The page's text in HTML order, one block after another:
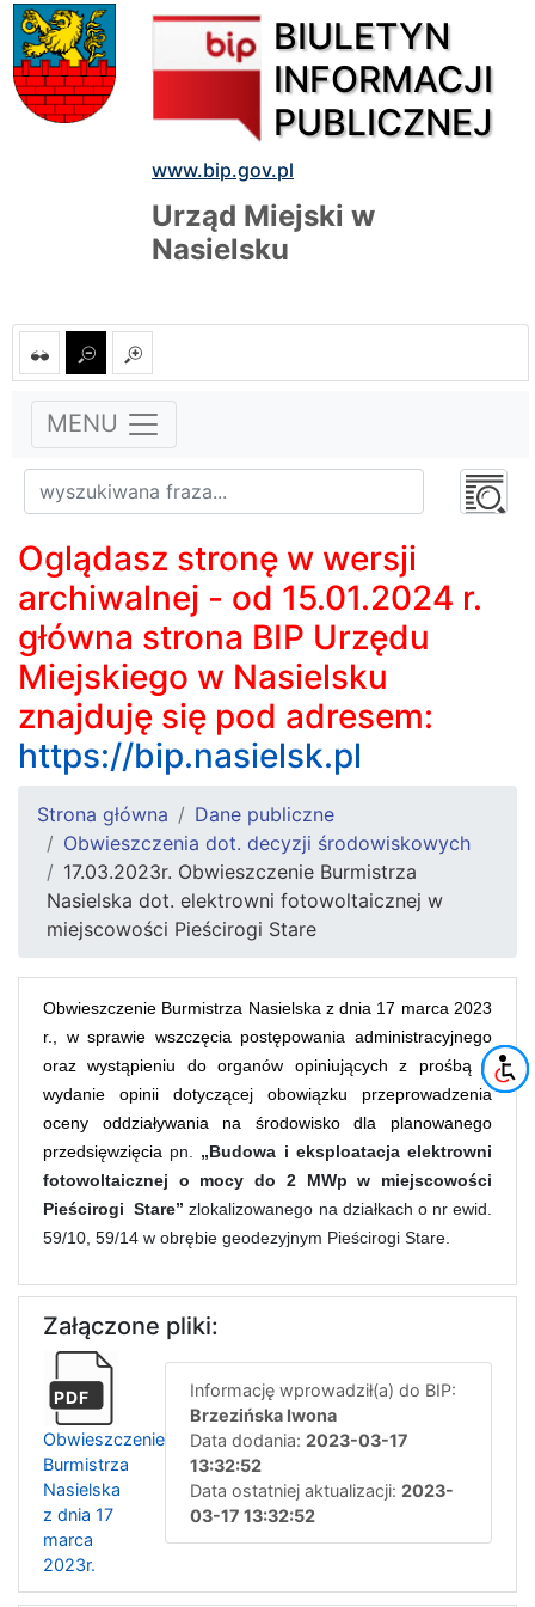
BIULETYN
INFORMACJI
PUBLICZNEJ
www.bip.gov.pl
Urząd Miejski w
Nasielsku
MENU
Oglądasz stronę w wersji
archiwalnej - od 15.01.2024 r.
główna strona BIP Urzędu
Miejskiego w Nasielsku
znajduję się pod adresem:
https://bip.nasielsk.pl
Strona główna
Dane publiczne
Obwieszczenia dot. decyzji środowiskowych
17.03.2023r. Obwieszczenie Burmistrza
Nasielska dot. elektrowni fotowoltaicznej w
miejscowości Pieścirogi Stare
Obwieszczenie Burmistrza Nasielska z dnia 17 marca 2023
r., w sprawie wszczęcia postępowania administracyjnego
oraz wystąpieniu do organów opiniujących z prośbą o
wydanie opinii dotyczącej obowiązku przeprowadzenia
oceny oddziaływania na środowisko dla planowanego
przedsięwzięcia pn. „Budowa i eksploatacja elektrowni
fotowoltaicznej o mocy do 2 MWp w miejscowości
Pieścirogi Stare”zlokalizowanego na działkach o nr ewid.
59/10, 59/14 w obrębie geodezyjnym Pieścirogi Stare
Załączone pliki:
PDF
Obwieszczenie
Burmistrza
Nasielska
z dnia 17
marca
2023r.
Informację wprowadził(a) do BIP:
Brzezińska Iwona
Data dodania: 2023-03-17
13:32:52
Data ostatniej aktualizacji: 2023-
03-17 13:32:52